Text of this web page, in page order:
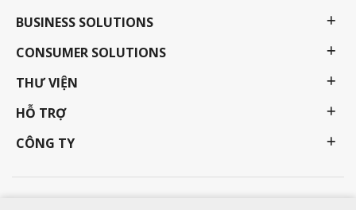
BUSINESS SOLUTIONS
CONSUMER SOLUTIONS
THƯ VIỆN
HỖ TRỢ
CÔNG TY